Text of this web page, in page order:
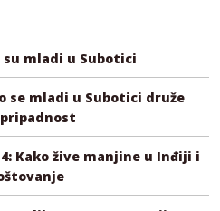
su mladi u Subotici
se mladi u Subotici druže
Kako žive manjine u Inđiji i